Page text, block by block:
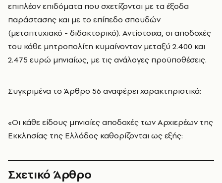
επιπλέον επιδόματα που σχετίζονται με τα έξοδα
παράστασης και με το επίπεδο σπουδών
(μεταπτυχιακό - διδακτορικό). Αντίστοιχα, οι αποδοχές
του κάθε μητροπολίτη κυμαίνονταν μεταξύ 2.400 και
2.475 ευρώ μηνιαίως, με τις ανάλογες προϋποθέσεις.
Συγκριμένα το Άρθρο 56 αναφέρει χαρακτηριστικά:
«Οι κάθε είδους μηνιαίες αποδοχές των Αρχιερέων της
Εκκλησίας της Ελλάδος καθορίζονται ως εξής:
Σχετικό Άρθρο